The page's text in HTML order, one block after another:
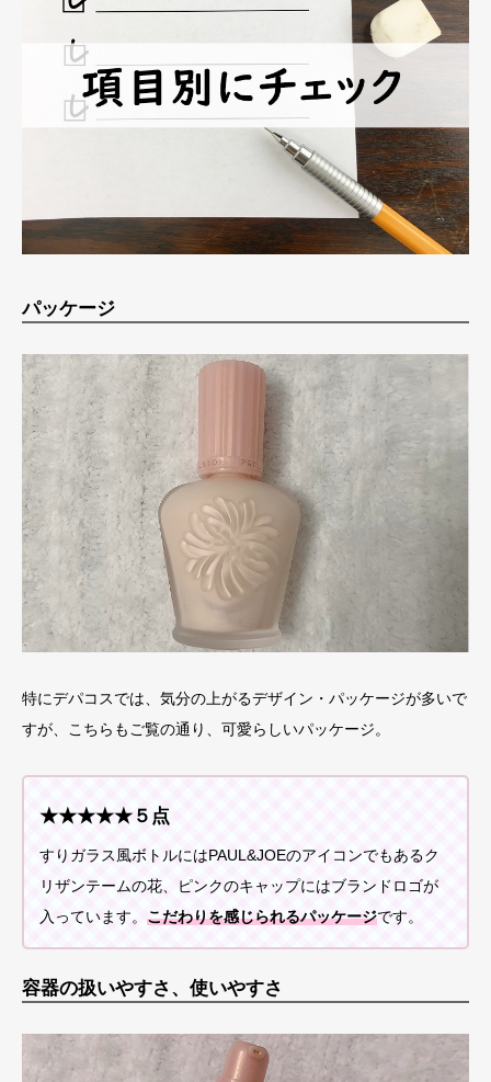
パッケージ
特にデパコスでは、気分の上がるデザイン・パッケージが多いで
すが、こちらもご覧の通り、可愛らしいパッケージ。
★★★★★５点
すりガラス風ボトルにはPAUL&JOEのアイコンでもあるク
リザンテームの花、ピンクのキャップにはブランドロゴが
入っています。 こだわりを感じられるパッケージです。
容器の扱いやすさ、使いやすさ